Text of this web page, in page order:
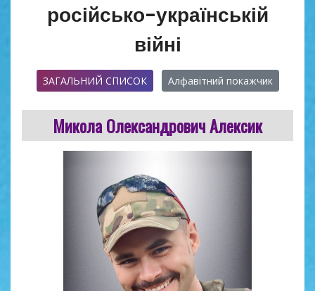
російсько-українській
війні
ЗАГАЛЬНИЙ СПИСОК Алфавітний покажчик
Микола Олександрович Алексик